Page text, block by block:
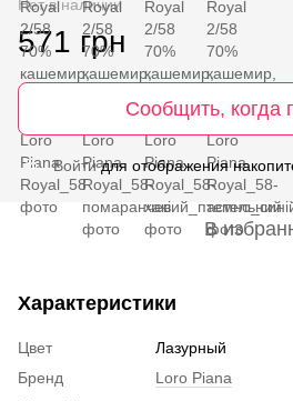
Нет в наличии
571 грн
Сообщить, когда
% Войтидля отображения
В
Характеристики
Цвет
Лазурный
Бренд
Loro Piana